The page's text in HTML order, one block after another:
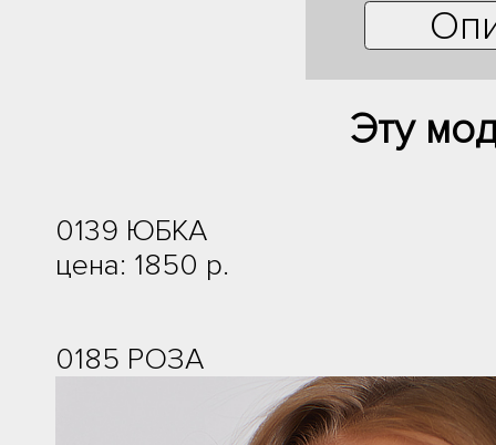
Эту
0139 ЮБКА
цена: 1850 р.
0185 РОЗА